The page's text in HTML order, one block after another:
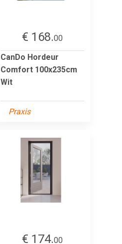
€ 168.00
CanDo Hordeur
Comfort 100x235cm
Wit
Praxis
€ 174.00